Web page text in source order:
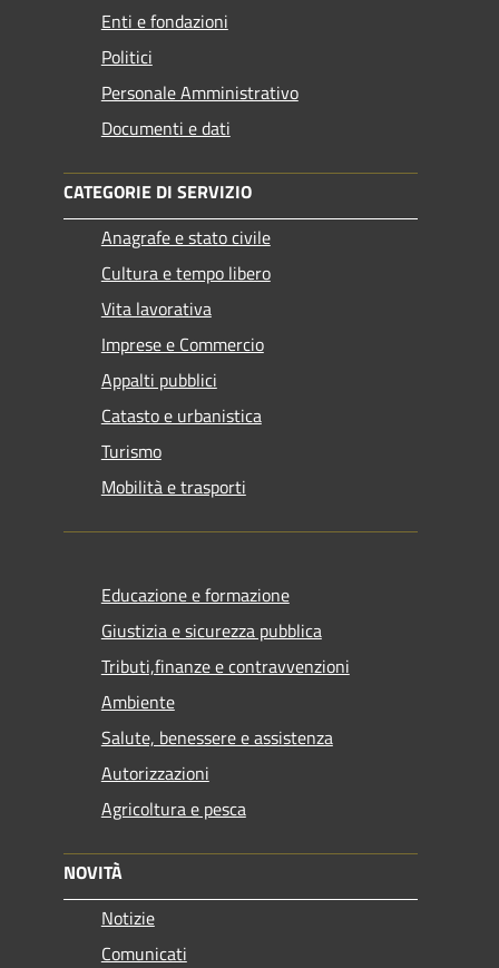
Enti e fondazioni
Politici
Personale Amministrativo
Documenti e dati
CATEGORIE DI SERVIZIO
Anagrafe e stato civile
Cultura e tempo libero
Vita lavorativa
Imprese e Commercio
Appalti pubblici
Catasto e urbanistica
Turismo
Mobilità e trasporti
Educazione e formazione
Giustizia e sicurezza pubblica
Tributi,finanze e contravvenzioni
Ambiente
Salute, benessere e assistenza
Autorizzazioni
Agricoltura e pesca
NOVITÀ
Notizie
Comunicati